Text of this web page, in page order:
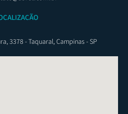
3378 - Taquaral, Campinas - SP